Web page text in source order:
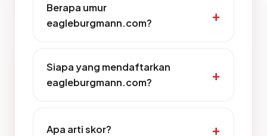
Berapa umur
eagleburgmann.com?
Siapa yang mendaftarkan
eagleburgmann.com?
Apa arti skor?